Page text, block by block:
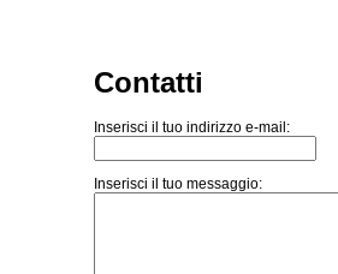
Contatti
Inserisci il tuo indirizzo e-mail:
Inserisci il tuo messaggio: